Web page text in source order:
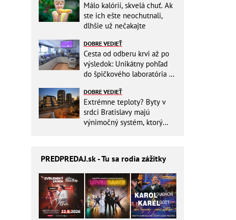
Málo kalórií, skvelá chuť. Ak
ste ich ešte neochutnali,
dlhšie už nečakajte
DOBRE VEDIEŤ
Cesta od odberu krvi až po
výsledok: Unikátny pohľad
do špičkového laboratória na
DOBRE VEDIEŤ
Extrémne teploty? Byty v
srdci Bratislavy majú
výnimočný systém, ktorý
PREDPREDAJ.sk - Tu sa rodia zážitky